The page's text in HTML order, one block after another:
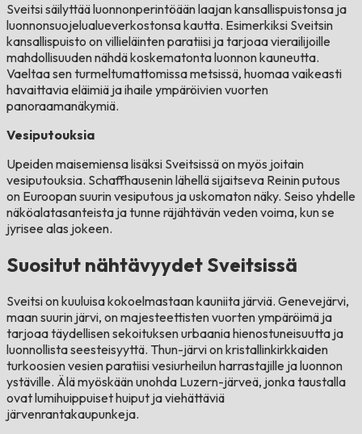
Sveitsi säilyttää luonnonperintöään laajan kansallispuistonsa ja
luonnonsuojelualueverkostonsa kautta. Esimerkiksi Sveitsin
kansallispuisto on villieläinten paratiisi ja tarjoaa vierailijoille
mahdollisuuden nähdä koskematonta luonnon kauneutta.
Vaeltaa sen turmeltumattomissa metsissä, huomaa vaikeasti
havaittavia eläimiä ja ihaile ympäröivien vuorten
panoraamanäkymiä.
Vesiputouksia
Upeiden maisemiensa lisäksi Sveitsissä on myös joitain
vesiputouksia. Schaffhausenin lähellä sijaitseva Reinin putous
on Euroopan suurin vesiputous ja uskomaton näky. Seiso yhdelle
näköalatasanteista ja tunne räjähtävän veden voima, kun se
jyrisee alas jokeen.
Suositut nähtävyydet Sveitsissä
Sveitsi on kuuluisa kokoelmastaan ​​kauniita järviä. Genevejärvi,
maan suurin järvi, on majesteettisten vuorten ympäröimä ja
tarjoaa täydellisen sekoituksen urbaania hienostuneisuutta ja
luonnollista seesteisyyttä. Thun-järvi on kristallinkirkkaiden
turkoosien vesien paratiisi vesiurheilun harrastajille ja luonnon
ystäville. Älä myöskään unohda Luzern-järveä, jonka taustalla
ovat lumihuippuiset huiput ja viehättäviä
järvenrantakaupunkeja.